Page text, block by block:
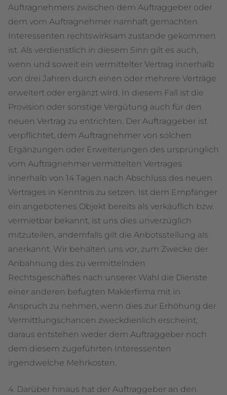
Auftragnehmers zwischen dem Auftraggeber oder
dem vom Auftragnehmer namhaft gemachten
Interessenten rechtswirksam zustande gekommen
ist. Als verdienstlich in diesem Sinn gilt es auch,
wenn und soweit ein vermittelter Vertrag innerhalb
von drei Jahren durch einen oder mehrere Verträge
erweitert oder ergänzt wird. In diesem Fall ist die
Provision oder sonstige Vergütung auch für den
neuen Vertrag zu entrichten. Der Auftraggeber ist
verpflichtet, dem Auftragnehmer von solchen
Ergänzungen oder Erweiterungen des ursprünglich
vom Auftragnehmer vermittelten Vertrages
innerhalb von 14 Tagen nach Abschluss des neuen
Vertrages in Kenntnis zu setzen. Ist dem Empfänger
ein angebotenes Objekt bereits als verkäuflich bzw.
vermietbar bekannt, ist uns dies unverzüglich
mitzuteilen, andernfalls gilt die Anbotsstellung als
anerkannt. Wir behalten uns vor, zum Zwecke der
Anbahnung des zu vermittelnden
Rechtsgeschäftes nach unserer Wahl die Dienste
einer anderen befugten Maklerfirma mit in
Anspruch zu nehmen, wenn dies zur Erhöhung der
Vermittlungschancen zweckdienlich erscheint;
daraus entstehen weder dem Auftraggeber noch
dem diesem zugeführten Interessenten
irgendwelche Mehrkosten.
4. Darüber hinaus hat der Auftraggeber an den